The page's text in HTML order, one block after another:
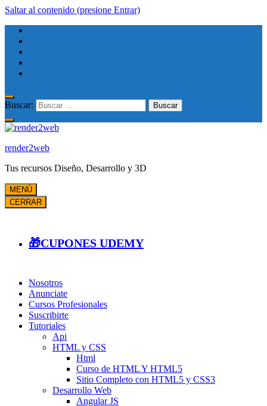
Saltar al contenido (presione Entrar)
Buscar:
render2web
Tus recursos Diseño, Desarrollo y 3D
MENÚ
CERRAR
🎁CUPONES UDEMY
Nosotros
Anunciate
Cursos Profesionales
Suscribirte
Tutoriales
Api
HTML y CSS
Html
Curso de HTML Y HTML5
Sitio Completo con HTML5 y CSS3
Desarrollo Web
Angular JS